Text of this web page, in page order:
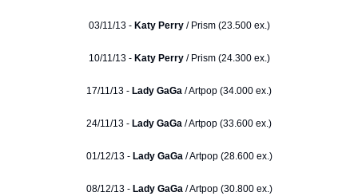
03/11/13 - Katy Perry/ Prism (23.500 ex.)
10/11/13 - Katy Perry/ Prism (24.300 ex.)
17/11/13 - Lady GaGa / Artpop (34.000 ex.)
24/11/13 - Lady GaGa / Artpop (33.600 ex.)
01/12/13 - Lady GaGa/ Artpop (28.600 ex.)
08/12/13 - Lady GaGa/ Artpop (30.800 ex.)